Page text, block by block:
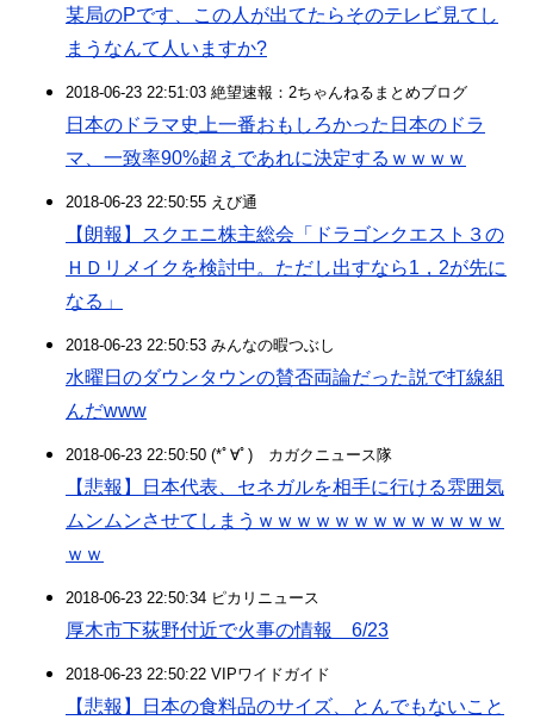
某局のPです、この人が出てたらそのテレビ見てし
まうなんて人いますか?
2018-06-23 22:51:03 絶望速報：2ちゃんねるまとめブログ
日本のドラマ史上一番おもしろかった日本のドラ
マ、一致率90%超えであれに決定するｗｗｗｗ
2018-06-23 22:50:55 えび通
【朗報】スクエニ株主総会「ドラゴンクエスト３の
ＨＤリメイクを検討中。ただし出すなら1，2が先に
なる」
2018-06-23 22:50:53 みんなの暇つぶし
水曜日のダウンタウンの賛否両論だった説で打線組
んだwww
2018-06-23 22:50:50 (*ﾟ∀ﾟ)ゞカガクニュース隊
【悲報】日本代表、セネガルを相手に行ける雰囲気
ムンムンさせてしまうｗｗｗｗｗｗｗｗｗｗｗｗｗ
ｗｗ
2018-06-23 22:50:34 ピカリニュース
厚木市下荻野付近で火事の情報 6/23
2018-06-23 22:50:22 VIPワイドガイド
【悲報】日本の食料品のサイズ、とんでもないこと